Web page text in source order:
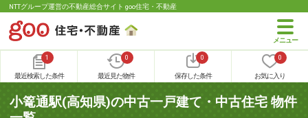
NTTグループ運営の不動産総合サイト goo住宅・不動産
1
最近検索した条件
0
最近見た物件
0
保存した条件
0
お気に入り
小篭通駅(高知県)の中古一戸建て・中古住宅 物件